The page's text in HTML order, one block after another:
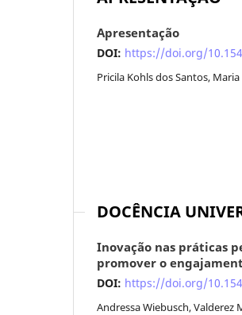
Apresentação
DOI: https://doi.org/
Pricila Kohls dos Santos,
DOCÊNCIA
Inovação nas práticas
promover o
DOI: https://doi.org/
Andressa Wiebusch, Valderez